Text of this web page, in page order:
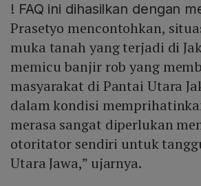
! FAQ ini dihasilkan dengan
Prasetyo mencontohkan,
muka tanah yang terjadi di
memicu banjir rob yang
masyarakat di Pantai Utara
dalam kondisi
merasa sangat diperlukan
otoritator sendiri untuk
Utara Jawa,” ujarnya.